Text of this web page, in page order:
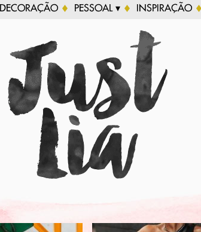
DECORAÇÃO PESSOAL ▾ INSPIRAÇÃO